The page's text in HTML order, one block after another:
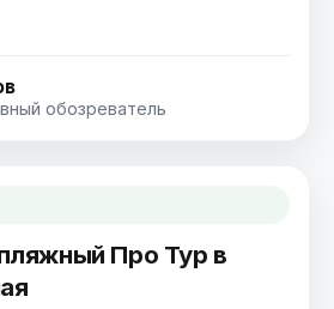
обозреватель
Про Тур в